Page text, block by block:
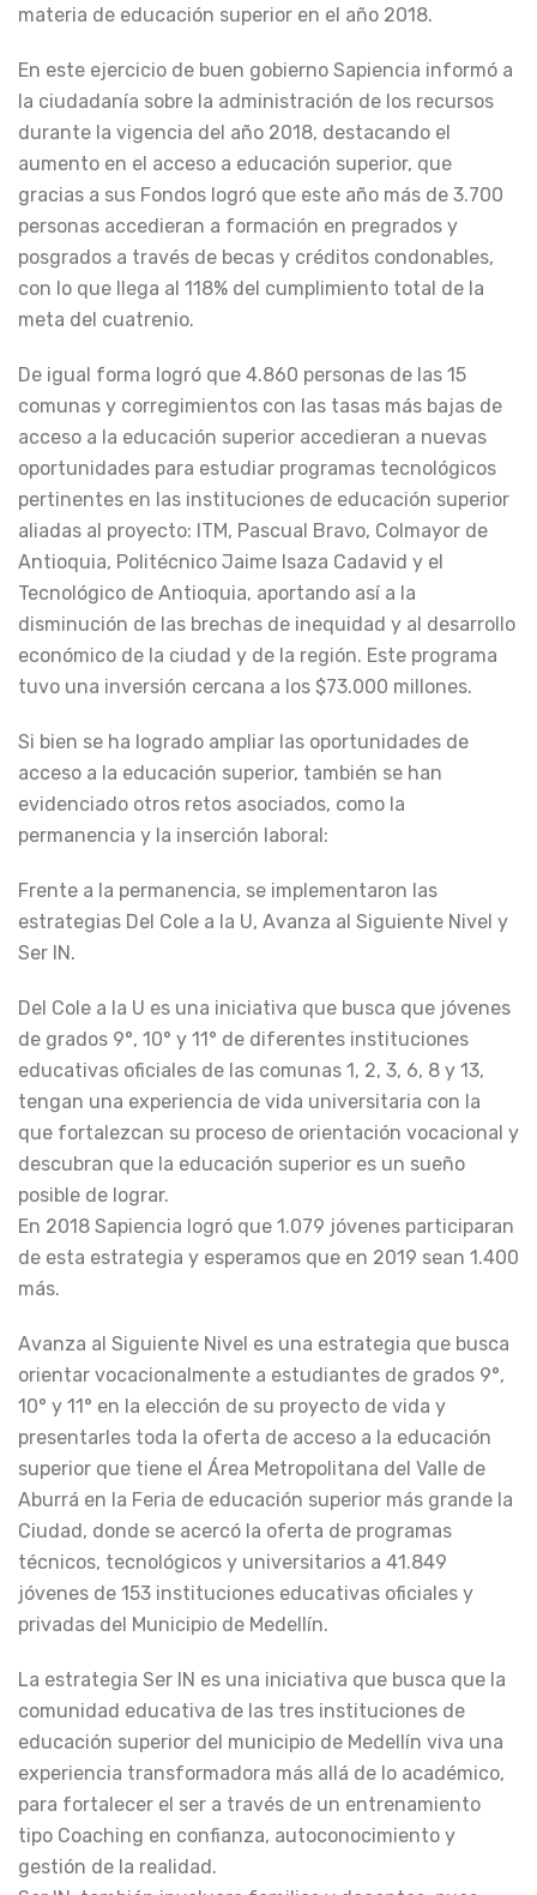
materia de educación superior en el año 2018.
En este ejercicio de buen gobierno Sapiencia informó a
la ciudadanía sobre la administración de los recursos
durante la vigencia del año 2018, destacando el
aumento en el acceso a educación superior, que
gracias a sus Fondos logró que este año más de 3.700
personas accedieran a formación en pregrados y
posgrados a través de becas y créditos condonables,
con lo que llega al 118% del cumplimiento total de la
meta del cuatrenio.
De igual forma logró que 4.860 personas de las 15
comunas y corregimientos con las tasas más bajas de
acceso a la educación superior accedieran a nuevas
oportunidades para estudiar programas tecnológicos
pertinentes en las instituciones de educación superior
aliadas al proyecto: ITM, Pascual Bravo, Colmayor de
Antioquia, Politécnico Jaime Isaza Cadavid y el
Tecnológico de Antioquia, aportando así a la
disminución de las brechas de inequidad y al desarrollo
económico de la ciudad y de la región. Este programa
tuvo una inversión cercana a los $73.000 millones.
Si bien se ha logrado ampliar las oportunidades de
acceso a la educación superior, también se han
evidenciado otros retos asociados, como la
permanencia y la inserción laboral:
Frente a la permanencia, se implementaron las
estrategias Del Cole a la U, Avanza al Siguiente Nivel y
Ser IN.
Del Cole a la U es una iniciativa que busca que jóvenes
de grados 9°, 10° y 11° de diferentes instituciones
educativas oficiales de las comunas 1, 2, 3, 6, 8 y 13,
tengan una experiencia de vida universitaria con la
que fortalezcan su proceso de orientación vocacional y
descubran que la educación superior es un sueño
posible de lograr.
En 2018 Sapiencia logró que 1.079 jóvenes participaran
de esta estrategia y esperamos que en 2019 sean 1.400
más.
Avanza al Siguiente Nivel es una estrategia que busca
orientar vocacionalmente a estudiantes de grados 9°,
10° y 11° en la elección de su proyecto de vida y
presentarles toda la oferta de acceso a la educación
superior que tiene el Área Metropolitana del Valle de
Aburrá en la Feria de educación superior más grande la
Ciudad, donde se acercó la oferta de programas
técnicos, tecnológicos y universitarios a 41.849
jóvenes de 153 instituciones educativas oficiales y
privadas del Municipio de Medellín.
La estrategia Ser IN es una iniciativa que busca que la
comunidad educativa de las tres instituciones de
educación superior del municipio de Medellín viva una
experiencia transformadora más allá de lo académico,
para fortalecer el ser a través de un entrenamiento
tipo Coaching en confianza, autoconocimiento y
gestión de la realidad.